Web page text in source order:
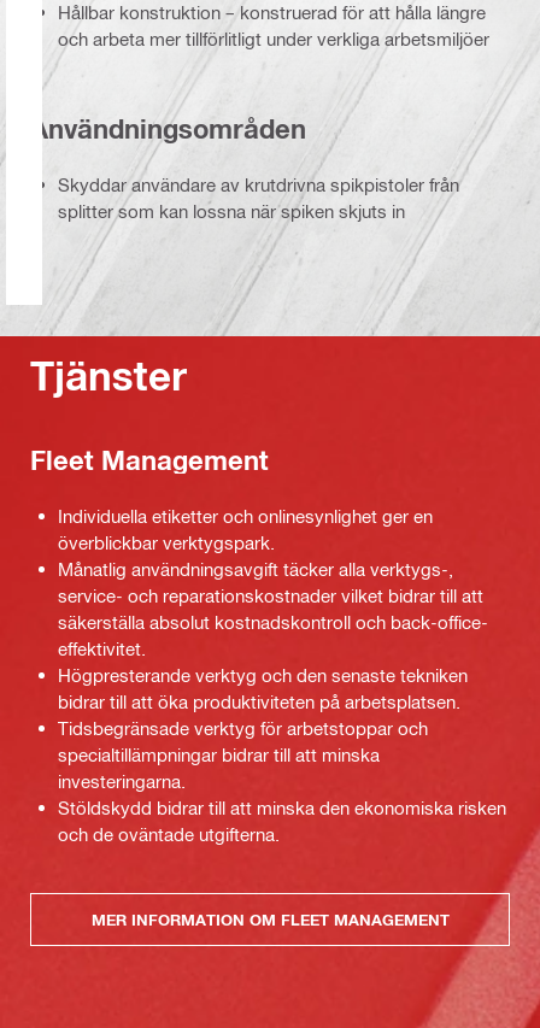
Hållbar konstruktion – konstruerad för att hålla längre
och arbeta mer tillförlitligt under verkliga arbetsmiljöer
Användningsområden
Skyddar användare av krutdrivna spikpistoler från
splitter som kan lossna när spiken skjuts in
Tjänster
Fleet Management
Individuella etiketter och onlinesynlighet ger en
överblickbar verktygspark.
Månatlig användningsavgift täcker alla verktygs-,
service- och reparationskostnader vilket bidrar till att
säkerställa absolut kostnadskontroll och back-office-
effektivitet.
Högpresterande verktyg och den senaste tekniken
bidrar till att öka produktiviteten på arbetsplatsen.
Tidsbegränsade verktyg för arbetstoppar och
specialtillämpningar bidrar till att minska
investeringarna.
Stöldskydd bidrar till att minska den ekonomiska risken
och de oväntade utgifterna.
MER INFORMATION OM FLEET MANAGEMENT